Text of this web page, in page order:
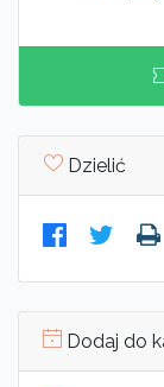
Dzielić
Dodaj do